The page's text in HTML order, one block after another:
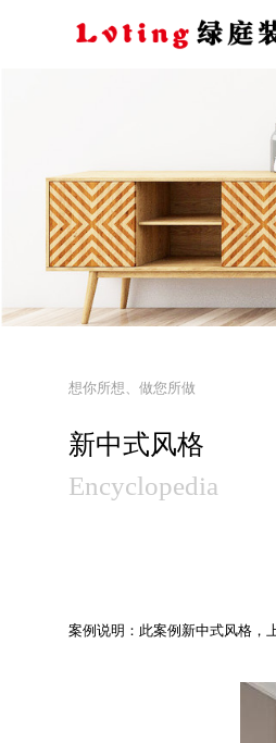
想你所想、做您所做
新中式风格
Encyclopedia
案例说明：此案例新中式风格，